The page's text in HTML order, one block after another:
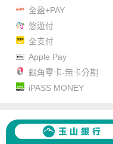
全盈+PAY
悠遊付
全支付
Apple Pay
銀角零卡-無卡分期
iPASS MONEY